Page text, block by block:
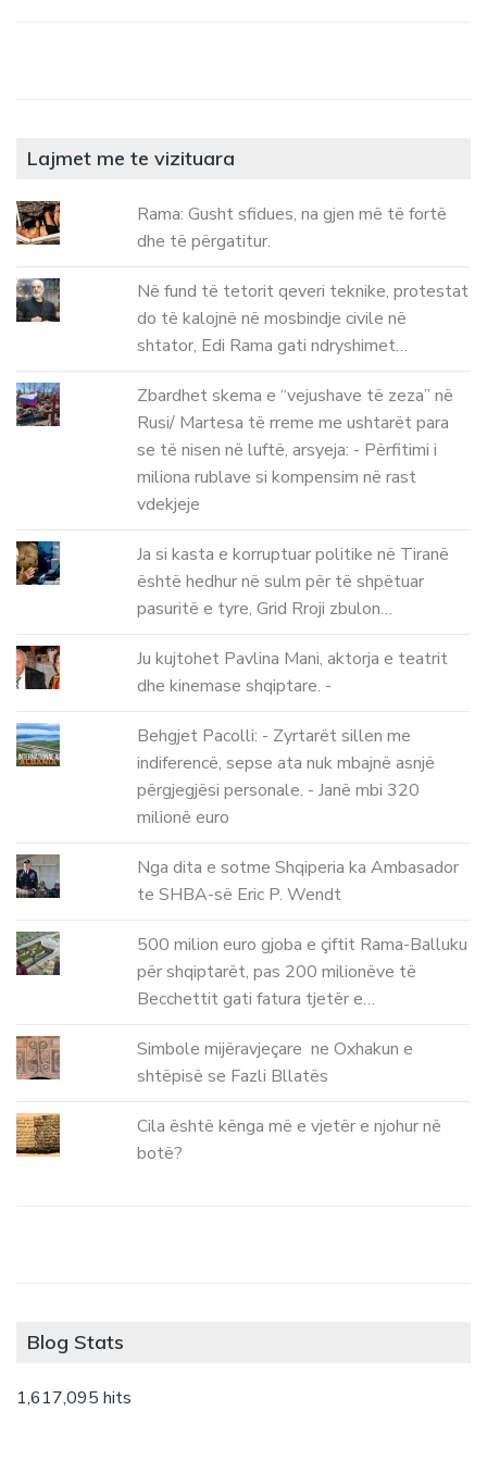
Lajmet me te vizituara
Rama: Gusht sfidues, na gjen më të fortë
dhe të përgatitur.
Në fund të tetorit qeveri teknike, protestat
do të kalojnë në mosbindje civile në
shtator, Edi Rama gati ndryshimet…
Zbardhet skema e “vejushave të zeza” në
Rusi/ Martesa të rreme me ushtarët para
se të nisen në luftë, arsyeja: - Përfitimi i
miliona rublave si kompensim në rast
vdekjeje
Ja si kasta e korruptuar politike në Tiranë
është hedhur në sulm për të shpëtuar
pasuritë e tyre, Grid Rroji zbulon…
Ju kujtohet Pavlina Mani, aktorja e teatrit
dhe kinemase shqiptare. -
Behgjet Pacolli: - Zyrtarët sillen me
indiferencë, sepse ata nuk mbajnë asnjë
përgjegjësi personale. - Janë mbi 320
milionë euro
Nga dita e sotme Shqiperia ka Ambasador
te SHBA-së Eric P. Wendt
500 milion euro gjoba e çiftit Rama-Balluku
për shqiptarët, pas 200 milionëve të
Becchettit gati fatura tjetër e…
Simbole mijëravjeçare ne Oxhakun e
shtëpisë se Fazli Bllatës
Cila është kënga më e vjetër e njohur në
botë?
Blog Stats
1,617,095 hits